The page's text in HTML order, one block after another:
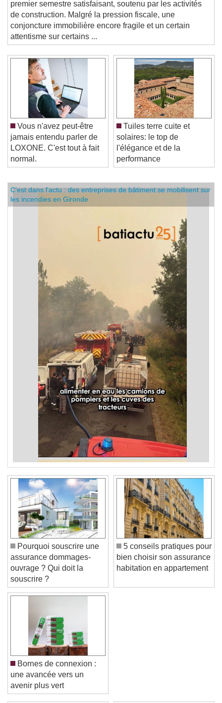
premier semestre satisfaisant, soutenu par les activités
de construction. Malgré la pression fiscale, une
conjoncture immobilière encore fragile et un certain
attentisme sur certains ...
Vous n'avez peut-être
jamais entendu parler de
LOXONE. C'est tout à fait
normal.
Tuiles terre cuite et
solaires: le top de
l'élégance et de la
performance
C'est dans l'actu : des entreprises de bâtiment se mobilisent sur
les incendies en Gironde
Pourquoi souscrire une
assurance dommages-
ouvrage ? Qui doit la
souscrire ?
5 conseils pratiques pour
bien choisir son assurance
Bornes de connexion :
une avancée vers un
avenir plus vert